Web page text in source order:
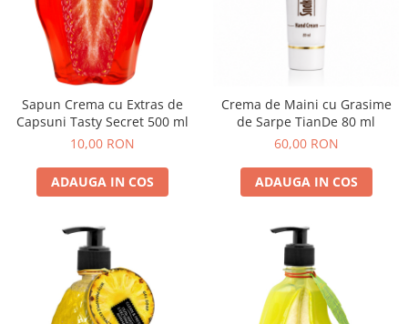
Sapun Crema cu Extras de
Capsuni Tasty Secret 500 ml
10,00 RON
ADAUGA IN COS
Crema de Maini cu Grasime
de Sarpe TianDe 80 ml
60,00 RON
ADAUGA IN COS